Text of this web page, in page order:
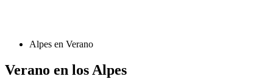
Alpes en Verano
Verano en los Alpes